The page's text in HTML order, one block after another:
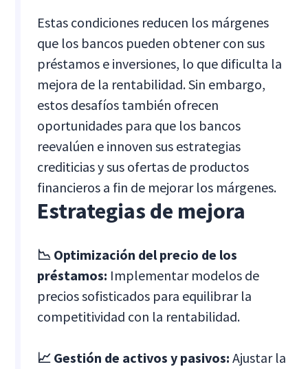
Estas condiciones reducen los márgenes
que los bancos pueden obtener con sus
préstamos e inversiones, lo que dificulta la
mejora de la rentabilidad. Sin embargo,
estos desafíos también ofrecen
oportunidades para que los bancos
reevalúen e innoven sus estrategias
crediticias y sus ofertas de productos
financieros a fin de mejorar los márgenes.
Estrategias de mejora
📉 Optimización del precio de los
préstamos: Implementar modelos de
precios sofisticados para equilibrar la
competitividad con la rentabilidad.
📈 Gestión de activos y pasivos: Ajustar la